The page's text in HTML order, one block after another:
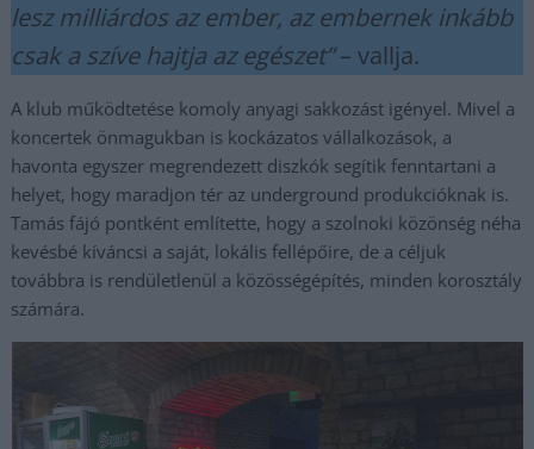
lesz milliárdos az ember, az embernek inkább
csak a szíve hajtja az egészet”– vallja.
A klub működtetése komoly anyagi sakkozást igényel. Mivel a
koncertek önmagukban is kockázatos vállalkozások, a
havonta egyszer megrendezett diszkók segítik fenntartani a
helyet, hogy maradjon tér az underground produkcióknak is.
Tamás fájó pontként említette, hogy a szolnoki közönség néha
kevésbé kíváncsi a saját, lokális fellépőire, de a céljuk
továbbra is rendületlenül a közösségépítés, minden korosztály
számára.